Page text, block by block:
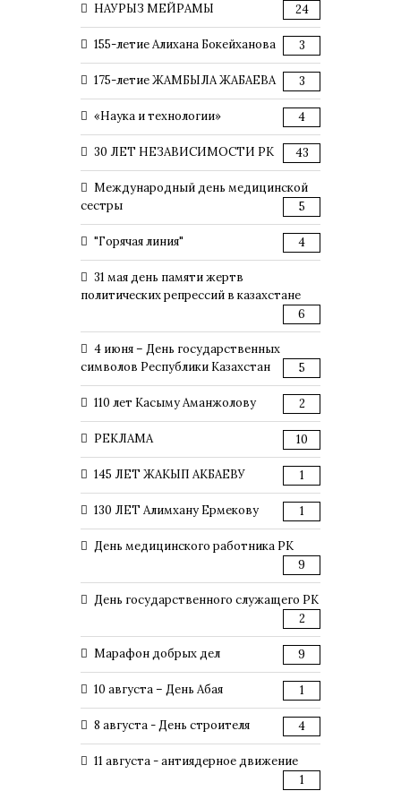
НАУРЫЗ МЕЙРАМЫ 24
155-летие Алихана Бокейханова 3
175-летие ЖАМБЫЛА ЖАБАЕВА 3
«Наука и технологии» 4
30 ЛЕТ НЕЗАВИСИМОСТИ РК 43
Международный день медицинской
сестры
5
"Горячая линия" 4
31 мая день памяти жертв
политических репрессий в казахстане
6
4 июня – День государственных
символов Республики Казахстан
5
110 лет Касыму Аманжолову 2
РЕКЛАМА 10
145 ЛЕТ ЖАКЫП АКБАЕВУ 1
130 ЛЕТ Алимхану Ермекову 1
День медицинского работника РК
9
День государственного служащего РК
2
Марафон добрых дел 9
10 августа – День Абая 1
8 августа - День строителя 4
11 августа - антиядерное движение
1